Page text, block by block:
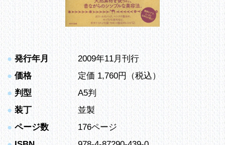
● 発行年月
2009年11月刊行
● 価格
定価 1,760円（税込）
● 判型
A5判
● 装丁
並製
● ページ数
176ページ